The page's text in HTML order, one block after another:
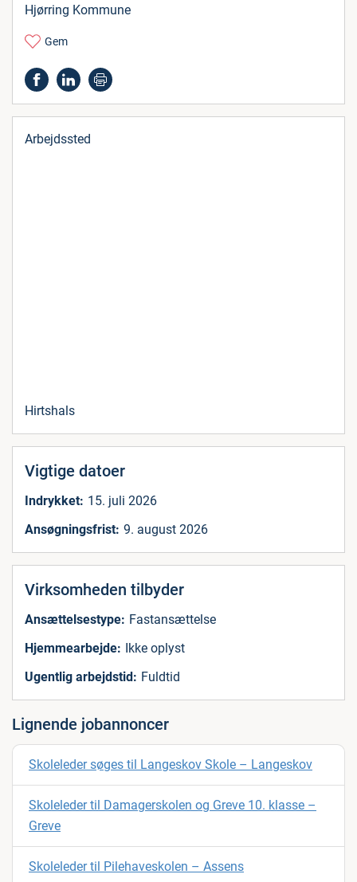
Hjørring Kommune
Gem
Arbejdssted
Hirtshals
Vigtige datoer
Indrykket: 15. juli 2026
Ansøgningsfrist: 9. august 2026
Virksomheden tilbyder
Ansættelsestype: Fastansættelse
Hjemmearbejde: Ikke oplyst
Ugentlig arbejdstid: Fuldtid
Lignende jobannoncer
Skoleleder søges til Langeskov Skole – Langeskov
Skoleleder til Damagerskolen og Greve 10. klasse –
Greve
Skoleleder til Pilehaveskolen – Assens